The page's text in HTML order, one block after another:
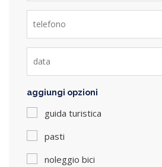
aggiungi opzioni
guida turistica
pasti
noleggio bici